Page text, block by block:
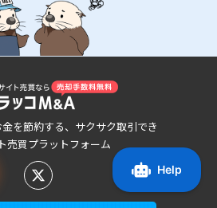
を節約する、サクサク取引でき
売買プラットフォーム